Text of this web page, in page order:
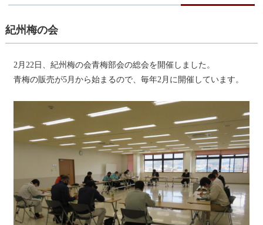
紀州梅の会
2月22日、紀州梅の会青梅部会の総会を開催しました。
青梅の販売が5月から始まるので、毎年2月に開催しています。